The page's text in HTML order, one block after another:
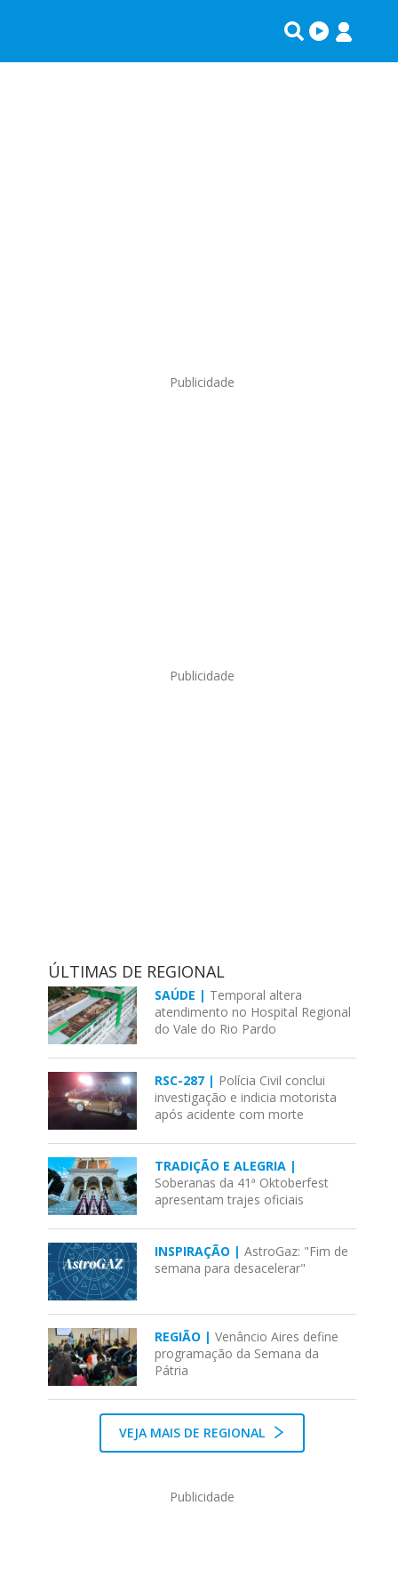
Publicidade
Publicidade
ÚLTIMAS DE REGIONAL
SAÚDE | Temporal altera
atendimento no Hospital Regional
do Vale do Rio Pardo
RSC-287 | Polícia Civil conclui
investigação e indicia motorista
após acidente com morte
TRADIÇÃO E ALEGRIA |
Soberanas da 41ª Oktoberfest
apresentam trajes oficiais
INSPIRAÇÃO |AstroGaz: "Fim de
semana para desacelerar"
REGIÃO |Venâncio Aires define
programação da Semana da
Pátria
VEJA MAIS DE REGIONAL
Publicidade